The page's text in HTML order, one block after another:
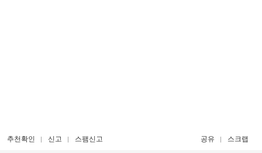
추천확인 신고 스팸신고 공유 스크랩